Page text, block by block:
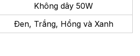
Không dây 50W
Đen, Trắng, Hồng và Xanh